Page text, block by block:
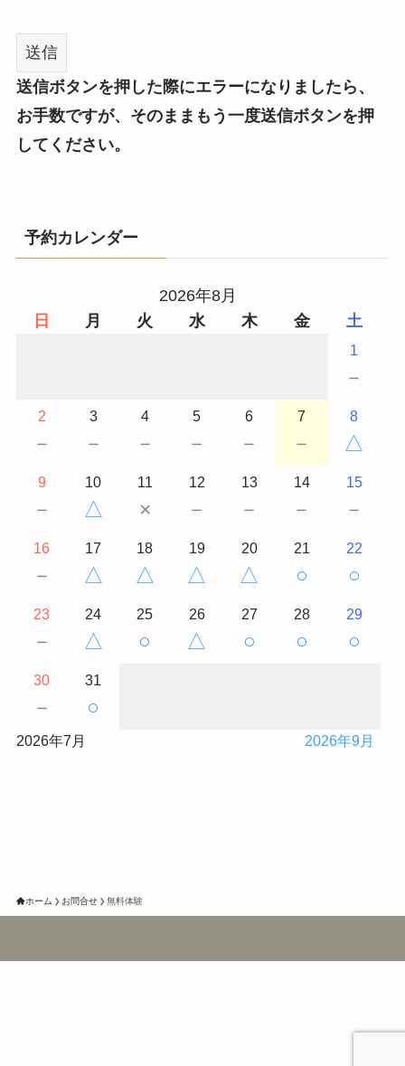
送信ボタンを押した際にエラーになりましたら、
お手数ですが、そのままもう一度送信ボタンを押
してください。
予約カレンダー
2026年8月
日
月 火 水 木 金 土
1
－
2
－
3
－
4
－
5
－
6
－
7
－
8
△
9
－
10
△
11
×
12
－
13
－
14
－
15
－
16
－
17
△
18
△
19
△
20
△
21
○
22
○
23
－
24
△
25
○
26
△
27
○
28
○
29
○
30
－
31
○
2026年7月 2026年9月
ホーム お問合せ 無料体験